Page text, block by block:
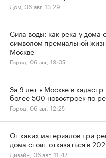
Дом, 06 авг, 13:29
Сила воды: как река у дома
символом премиальной
Москве
Город, 06 авг, 13:05
За 9 лет в Москве в кадастр
более 500 новостроек по
Город, 06 авг, 12:25
От каких материалов при
дома стоит отказаться в
Дизайн, 06 авг, 11:47